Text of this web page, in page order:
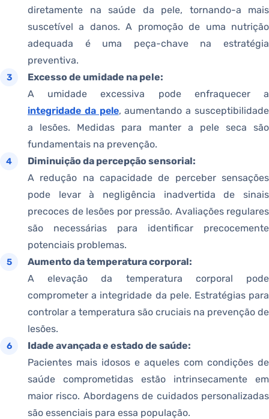
diretamente na saúde da pele, tornando-a mais
suscetível a danos. A promoção de uma nutrição
adequada é uma peça-chave na estratégia
preventiva.
Excesso de umidade na pele:
A umidade excessiva pode enfraquecer a
integridade da pele, aumentando a susceptibilidade
a lesões. Medidas para manter a pele seca são
fundamentais na prevenção.
Diminuição da percepção sensorial:
A redução na capacidade de perceber sensações
pode levar à negligência inadvertida de sinais
precoces de lesões por pressão. Avaliações regulares
são necessárias para identificar precocemente
potenciais problemas.
Aumento da temperatura corporal:
A elevação da temperatura corporal pode
comprometer a integridade da pele. Estratégias para
controlar a temperatura são cruciais na prevenção de
lesões.
Idade avançada e estado de saúde:
Pacientes mais idosos e aqueles com condições de
saúde comprometidas estão intrinsecamente em
maior risco. Abordagens de cuidados personalizadas
são essenciais para essa população.